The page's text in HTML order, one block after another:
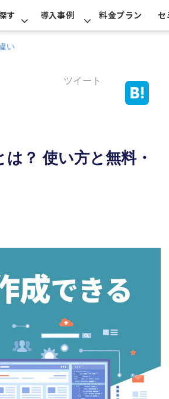
す 導入事例 料金プラン セ
い
ツイート
？ 使い方と無料・